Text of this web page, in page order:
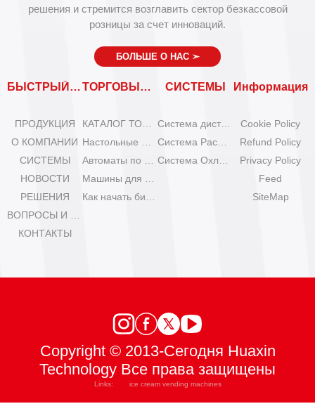
решения и стремится возглавить сектор безкассовой
розницы за счет инноваций.
БОЛЬШЕ О НАС ➣
БЫСТРЫЙ ВХОД
ПРОДУКЦИЯ
О КОМПАНИИ
СИСТЕМЫ
НОВОСТИ
РЕШЕНИЯ
КОНТАКТЫ
ТОРГОВЫЕ АВТОМАТЫ СИСТЕМЫ Информация
Cookie Policy
Refund Policy
Privacy Policy
Feed
SiteMap
Copyright © 2013-Сегодня Huaxin
Technology Все права защищены
Links: ice cream vending machines